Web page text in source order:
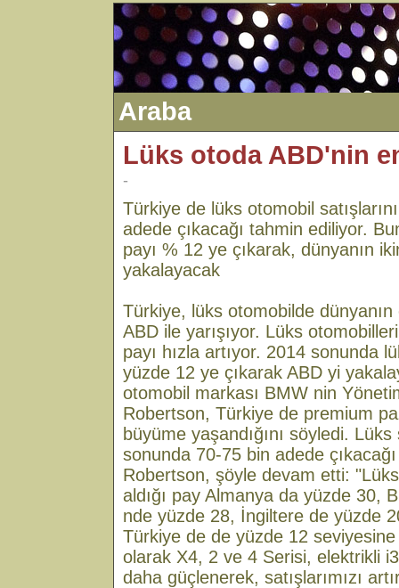
Araba
Lüks otoda ABD'nin
-
Türkiye de lüks otomobil
adede çıkacağı tahmin ediliyor.
payı % 12 ye çıkarak, dünyanın
yakalayacak
Türkiye, lüks otomobilde
ABD ile yarışıyor. Lüks
payı hızla artıyor. 2014 sonunda
yüzde 12 ye çıkarak ABD yi
otomobil markası BMW nin
Robertson, Türkiye de premium
büyüme yaşandığını söyledi. Lüks
sonunda 70-75 bin adede
Robertson, şöyle devam etti:
aldığı pay Almanya da yüzde 30,
nde yüzde 28, İngiltere de yüzde
Türkiye de de yüzde 12
olarak X4, 2 ve 4 Serisi, elektrikli
daha güçlenerek, satışlarımızı